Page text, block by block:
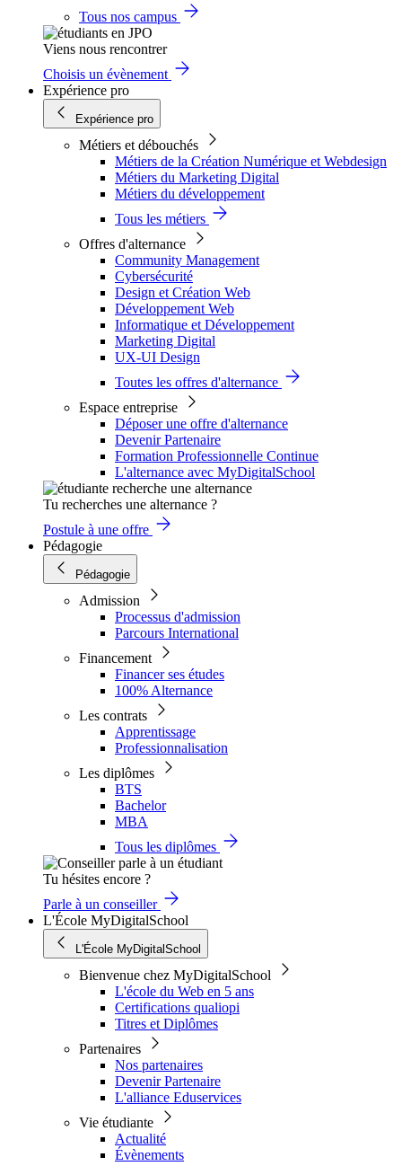
Tous nos campus
Viens nous rencontrer
Choisis un évènement
Expérience pro
Expérience pro
Métiers et débouchés
Métiers de la Création Numérique et Webdesign
Métiers du Marketing Digital
Métiers du développement
Tous les métiers
Offres d'alternance
Community Management
Cybersécurité
Design et Création Web
Développement Web
Informatique et Développement
Marketing Digital
UX-UI Design
Toutes les offres d'alternance
Espace entreprise
Déposer une offre d'alternance
Devenir Partenaire
Formation Professionnelle Continue
L'alternance avec MyDigitalSchool
Tu recherches une alternance ?
Postule à une offre
Pédagogie
Pédagogie
Admission
Processus d'admission
Parcours International
Financement
Financer ses études
100% Alternance
Les contrats
Apprentissage
Professionnalisation
Les diplômes
BTS
Bachelor
MBA
Tous les diplômes
Tu hésites encore ?
Parle à un conseiller
L'École MyDigitalSchool
L'École MyDigitalSchool
Bienvenue chez MyDigitalSchool
L'école du Web en 5 ans
Certifications qualiopi
Titres et Diplômes
Partenaires
Nos partenaires
Devenir Partenaire
L'alliance Eduservices
Vie étudiante
Actualité
Évènements